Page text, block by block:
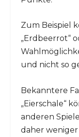
Zum Beispiel
„Erdbeerrot“
und nicht so
Bekanntere
„Eierschale“
anderen
daher